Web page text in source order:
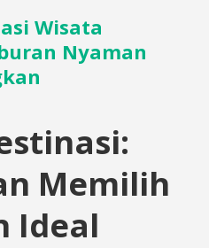
Wisata
Nyaman
Memilih
Ideal